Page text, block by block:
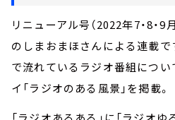
リニューアル号（2022年7・8・9
のしまおまほさんによる連載で
で流れているラジオ番組につ
イ「ラジオのある風景」を掲載。